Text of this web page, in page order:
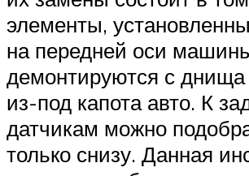
элементы,
на передней оси
демонтируются с днища
из-под капота авто. К
датчикам можно
только снизу. Данная